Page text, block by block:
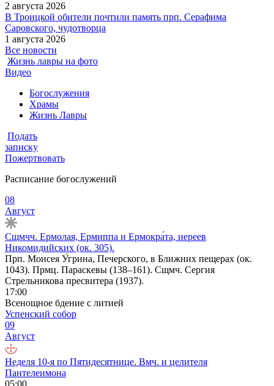
2 августа 2026
В Троицкой обители почтили память прп. Серафима
Саровского, чудотворца
1 августа 2026
Все новости
Жизнь лавры на фото
Видео
Богослужения
Храмы
Жизнь Лавры
Подать
записку
Пожертвовать
Расписание богослужений
08
Август
Сщмчч. Ермолая, Ермиппа и Ермокра́та, иереев
Никомидийских (ок. 305).
Прп. Моисея У́грина, Печерского, в Ближних пещерах (ок.
1043). Прмц. Параскевы (138–161). Сщмч. Сергия
Стрельникова пресвитера (1937).
17:00
Всенощное бдение с литией
Успенский собор
09
Август
Неделя 10-я по Пятидесятнице. Вмч. и целителя
Пантелеимона
05:00